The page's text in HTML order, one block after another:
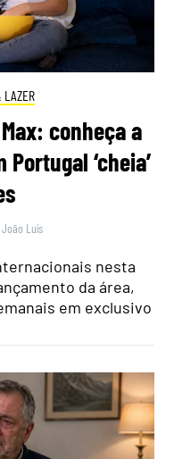
LAZER
conheça a
‘cheia’
João Luís
nesta
da área,
em exclusivo